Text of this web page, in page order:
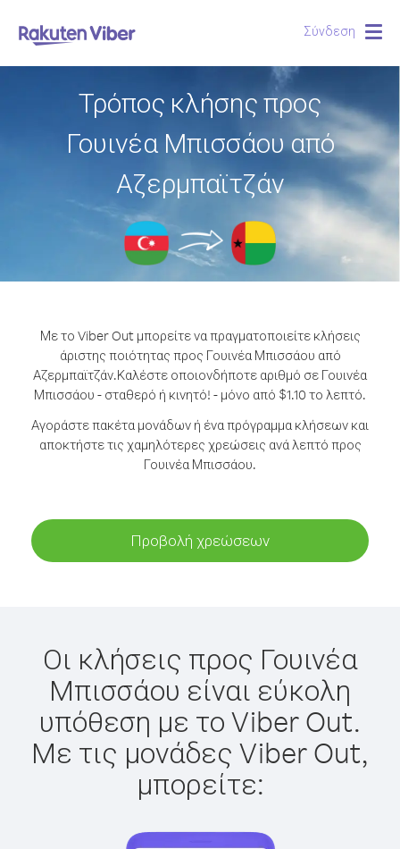
Σύνδεση
Τρόπος κλήσης προς
Γουινέα Μπισσάου από
Αζερμπαϊτζάν
Με το Viber Out μπορείτε να πραγματοποιείτε κλήσεις
άριστης ποιότητας προς Γουινέα Μπισσάου από
Αζερμπαϊτζάν.Καλέστε οποιονδήποτε αριθμό σε Γουινέα
Μπισσάου - σταθερό ή κινητό! - μόνο από $1.10 το λεπτό.
Αγοράστε πακέτα μονάδων ή ένα πρόγραμμα κλήσεων και
αποκτήστε τις χαμηλότερες χρεώσεις ανά λεπτό προς
Γουινέα Μπισσάου.
Προβολή χρεώσεων
Οι κλήσεις προς Γουινέα
Μπισσάου είναι εύκολη
υπόθεση με το Viber Out.
Με τις μονάδες Viber Out,
μπορείτε: